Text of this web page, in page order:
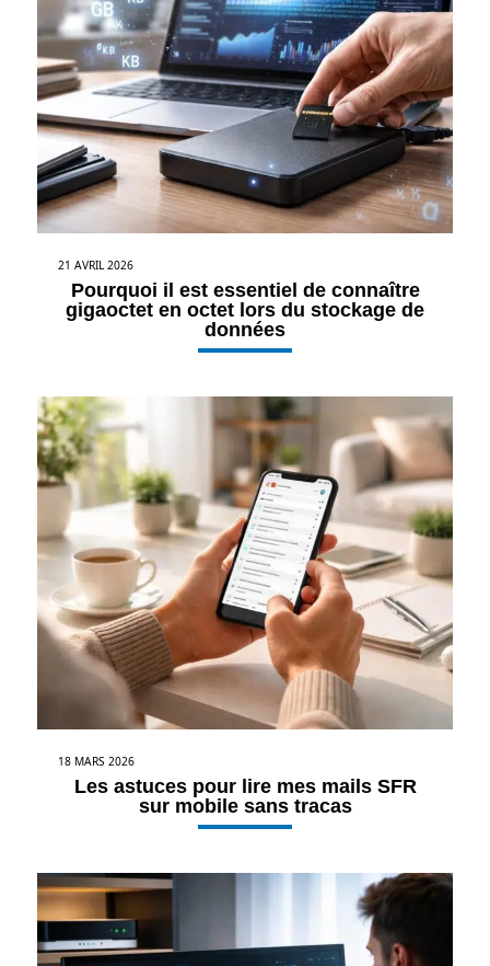
21 AVRIL 2026
Pourquoi il est essentiel de connaître
gigaoctet en octet lors du stockage de
données
18 MARS 2026
Les astuces pour lire mes mails SFR
sur mobile sans tracas